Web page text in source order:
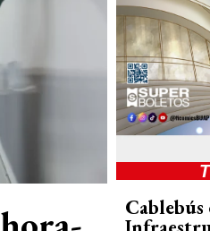
Cablebús